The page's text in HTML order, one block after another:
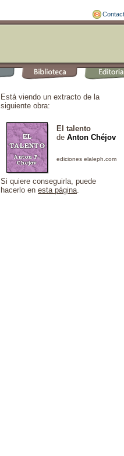
Está viendo un extracto de la
siguiente obra:
El talento
de Anton Chéjov
Si quiere conseguirla, puede
hacerlo en esta página.